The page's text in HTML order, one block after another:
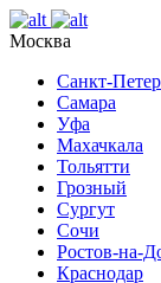
Москва
Санкт-
Самара
Уфа
Махачкала
Тольятти
Грозный
Сургут
Сочи
Ростов-на-
Краснодар